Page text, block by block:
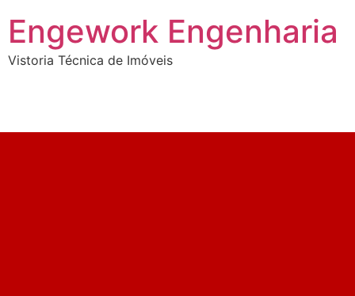
Engework Engenharia
Vistoria Técnica de Imóveis